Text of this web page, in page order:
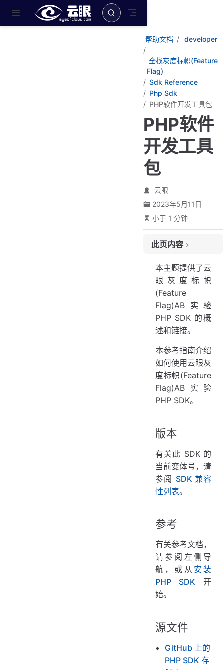
跳至主要內容
帮助文档 developer
全栈灰度标帜(Feature
Flag)
Sdk Reference
Php Sdk
PHP软件开发工具包
PHP软件
开发工具
包
云眼
2023年5月11日
小于 1 分钟
此页内容
参考
源文件
本主题提供了云
眼灰度标帜
(Feature
Flag)AB实验
PHP SDK 的概
述和链接。
本参考指南介绍
如何使用云眼灰
度标帜(Feature
Flag)AB实验
PHP SDK。
版本
有关此 SDK 的
当前变体号，请
参阅 SDK 兼容
性列表。
参考
有关参考文档，
请参阅左侧导
航，或从 安装
PHP SDK 开
始。
源文件
GitHub 上的
PHP SDK 存